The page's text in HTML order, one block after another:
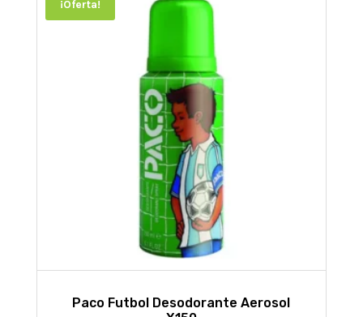
¡Oferta!
Paco Futbol Desodorante Aerosol